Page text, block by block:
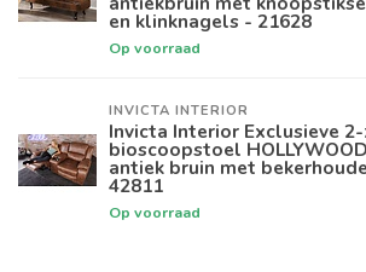
en klinknagels - 21628
Op voorraad
INVICTA INTERIOR
Invicta Interior Exclusieve
bioscoopstoel HOLLYWOOD
antiek bruin met
42811
Op voorraad